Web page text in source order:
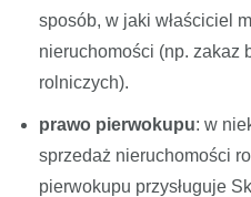
sposób, w jaki właściciel
nieruchomości (np. zakaz
rolniczych).
prawo pierwokupu: w
sprzedaż nieruchomości
pierwokupu przysługuje